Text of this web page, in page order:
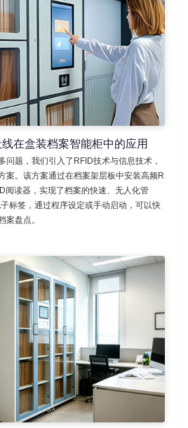
在盒装档案智能柜中的应用
问题，我们引入了RFID技术与信息技术，
案。该方案通过在档案架层板中安装高频R
阅读器，实现了档案的快速、无人化管
标签，通过程序设定或手动启动，可以快
案盘点。